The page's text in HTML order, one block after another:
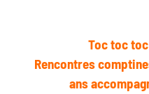
Toc toc
Rencontres
ans